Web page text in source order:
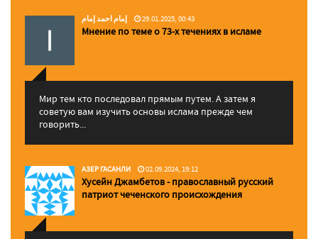
إمام احمد إمام 29.01.2025, 00:43
Мнение по теме о 73-х течениях в исламе
Мир тем кто последовал прямым путем. А затем я
советую вам изучить основы ислама прежде чем
говорить...
АЗЕР ГАСАНЛИ 02.09.2024, 19:12
Хусейн Джамбетов - православный русский
патриот чеченского происхождения